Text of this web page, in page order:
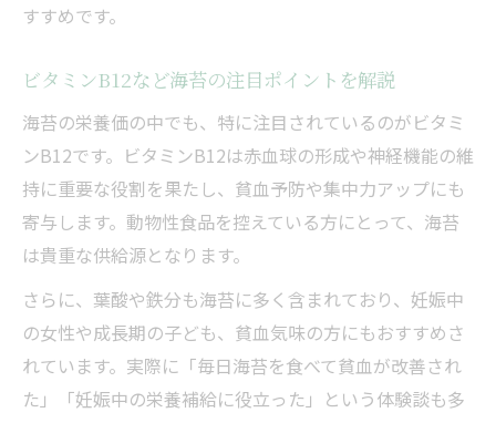
すすめです。
ビタミンB12など海苔の注目ポイントを解説
海苔の栄養価の中でも、特に注目されているのがビタミ
ンB12です。ビタミンB12は赤血球の形成や神経機能の維
持に重要な役割を果たし、貧血予防や集中力アップにも
寄与します。動物性食品を控えている方にとって、海苔
は貴重な供給源となります。
さらに、葉酸や鉄分も海苔に多く含まれており、妊娠中
の女性や成長期の子ども、貧血気味の方にもおすすめさ
れています。実際に「毎日海苔を食べて貧血が改善され
た」「妊娠中の栄養補給に役立った」という体験談も多